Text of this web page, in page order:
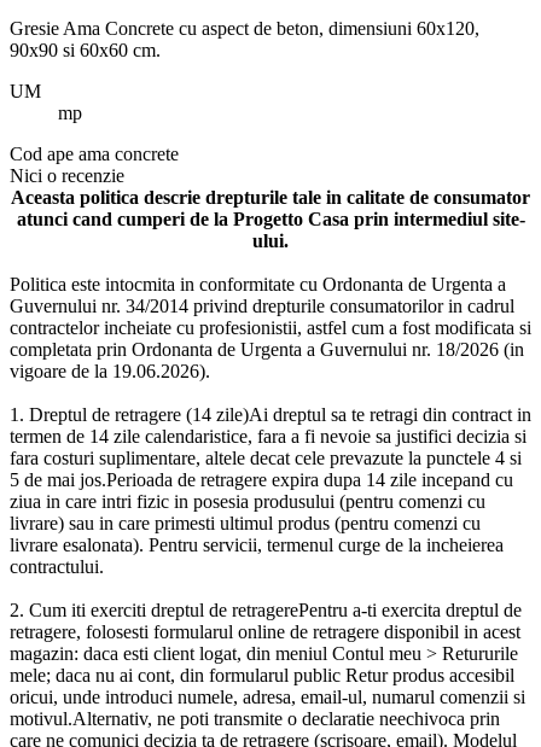
Gresie Ama Concrete cu aspect de beton, dimensiuni 60x120,
90x90 si 60x60 cm.
UM
mp
Cod ape ama concrete
Nici o recenzie
Aceasta politica descrie drepturile tale in calitate de consumator
atunci cand cumperi de la Progetto Casa prin intermediul site-
ului.
Politica este intocmita in conformitate cu Ordonanta de Urgenta a
Guvernului nr. 34/2014 privind drepturile consumatorilor in cadrul
contractelor incheiate cu profesionistii, astfel cum a fost modificata si
completata prin Ordonanta de Urgenta a Guvernului nr. 18/2026 (in
vigoare de la 19.06.2026).
1. Dreptul de retragere (14 zile)Ai dreptul sa te retragi din contract in
termen de 14 zile calendaristice, fara a fi nevoie sa justifici decizia si
fara costuri suplimentare, altele decat cele prevazute la punctele 4 si
5 de mai jos.Perioada de retragere expira dupa 14 zile incepand cu
ziua in care intri fizic in posesia produsului (pentru comenzi cu
livrare) sau in care primesti ultimul produs (pentru comenzi cu
livrare esalonata). Pentru servicii, termenul curge de la incheierea
contractului.
2. Cum iti exerciti dreptul de retragerePentru a-ti exercita dreptul de
retragere, folosesti formularul online de retragere disponibil in acest
magazin: daca esti client logat, din meniul Contul meu > Retururile
mele; daca nu ai cont, din formularul public Retur produs accesibil
oricui, unde introduci numele, adresa, email-ul, numarul comenzii si
motivul.Alternativ, ne poti transmite o declaratie neechivoca prin
care ne comunici decizia ta de retragere (scrisoare, email). Modelul